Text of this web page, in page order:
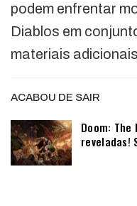
podem enfrentar
Diablos em
materiais
ACABOU DE SAIR
Doom: The
reveladas!